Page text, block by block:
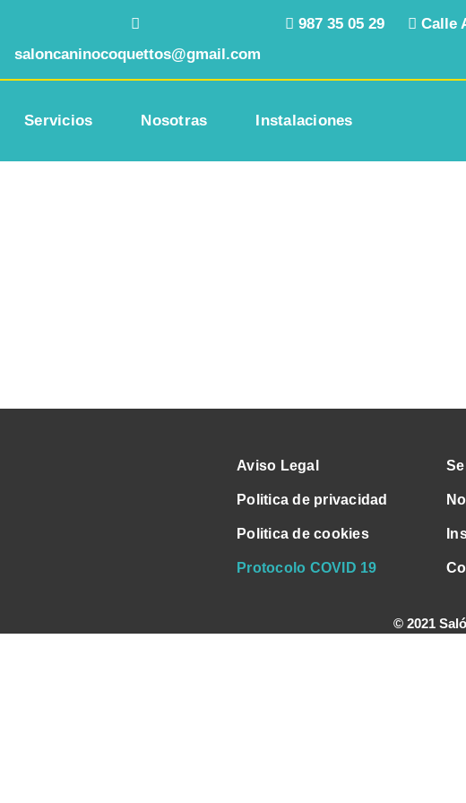
saloncaninocoquettos@gmail.com
987 35 05 29 Calle
Servicios Nosotras Instalaciones
Protocolo COVID 19
Aviso Legal
Politica de privacidad
Politica de cookies
Protocolo COVID 19
© 2021